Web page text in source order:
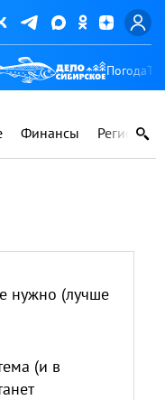
Погода
Финансы Регионы
нужно (лучше
(и в